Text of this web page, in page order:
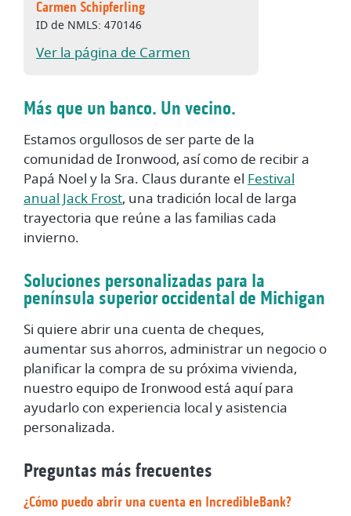
Carmen Schipferling
ID de NMLS: 470146
Ver la página de Carmen
Más que un banco. Un vecino.
Estamos orgullosos de ser parte de la
comunidad de Ironwood, así como de recibir a
Papá Noel y la Sra. Claus durante el Festival
anual Jack Frost(Abre en una nueva ventana)
, una tradición local de larga
trayectoria que reúne a las familias cada
invierno.
Soluciones personalizadas para la
península superior occidental de Michigan
Si quiere abrir una cuenta de cheques,
aumentar sus ahorros, administrar un negocio o
planificar la compra de su próxima vivienda,
nuestro equipo de Ironwood está aquí para
ayudarlo con experiencia local y asistencia
personalizada.
Preguntas más frecuentes
¿Cómo puedo abrir una cuenta en IncredibleBank?